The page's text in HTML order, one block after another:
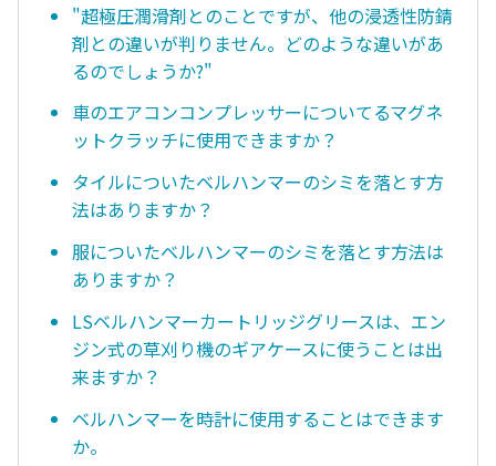
"超極圧潤滑剤とのことですが、他の浸透性防錆
剤との違いが判りません。どのような違いがあ
るのでしょうか?"
車のエアコンコンプレッサーについてるマグネ
ットクラッチに使用できますか？
タイルについたベルハンマーのシミを落とす方
法はありますか？
服についたベルハンマーのシミを落とす方法は
ありますか？
LSベルハンマーカートリッジグリースは、エン
ジン式の草刈り機のギアケースに使うことは出
来ますか？
ベルハンマーを時計に使用することはできます
か。